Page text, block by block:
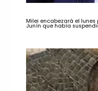
Milei encabezará el
Junín que había